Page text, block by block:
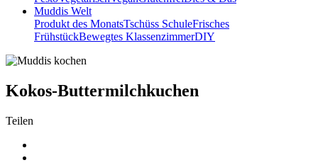
Muddis Welt
Produkt des MonatsTschüss SchuleFrisches
FrühstückBewegtes KlassenzimmerDIY
Kokos-Buttermilchkuchen
Teilen